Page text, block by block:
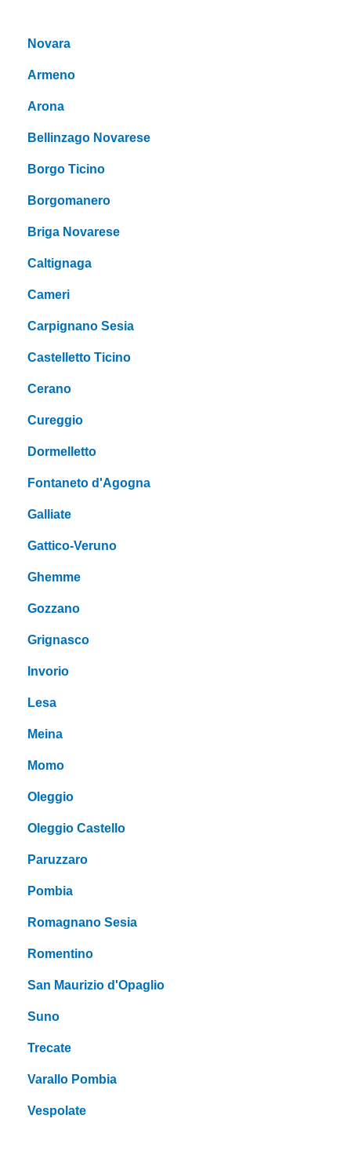
Novara
Armeno
Arona
Bellinzago Novarese
Borgo Ticino
Borgomanero
Briga Novarese
Caltignaga
Cameri
Carpignano Sesia
Castelletto Ticino
Cerano
Cureggio
Dormelletto
Fontaneto d'Agogna
Galliate
Gattico-Veruno
Ghemme
Gozzano
Grignasco
Invorio
Lesa
Meina
Momo
Oleggio
Oleggio Castello
Paruzzaro
Pombia
Romagnano Sesia
Romentino
San Maurizio d'Opaglio
Suno
Trecate
Varallo Pombia
Vespolate